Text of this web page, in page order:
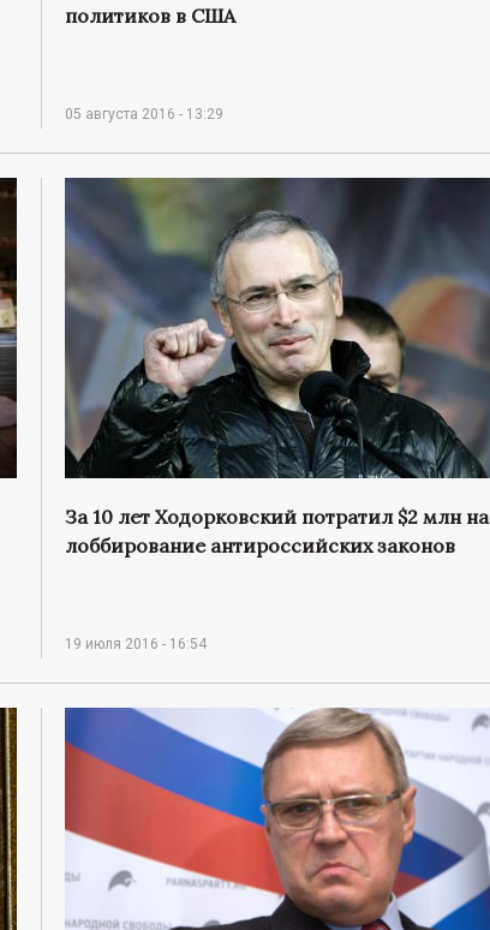
политиков в США
05 августа 2016 - 13:29
За 10 лет Ходорковский потратил $2 млн на
лоббирование антироссийских законов
19 июля 2016 - 16:54